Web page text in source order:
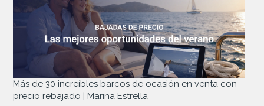
Más de 30 increíbles barcos de ocasión en venta con
precio rebajado | Marina Estrella